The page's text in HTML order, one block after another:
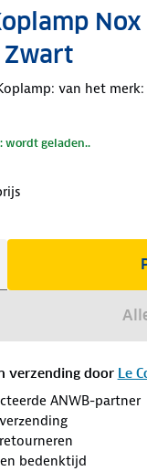
van het merk:
wordt geladen..
verzending door Le
ANWB-partner
bedenktijd